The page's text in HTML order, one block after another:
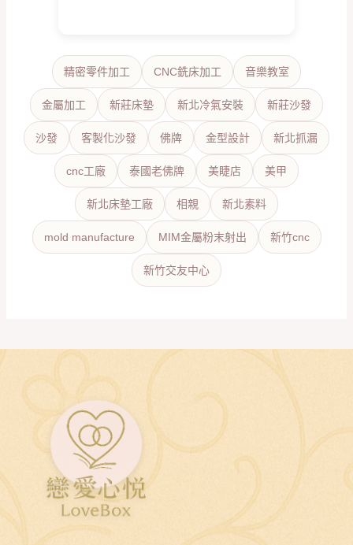
精密零件加工 CNC銑床加工 音樂教室
金屬加工 新莊床墊 新北冷氣安裝 新莊沙發
沙發 客製化沙發 佛牌 金型設計 新北抓漏
cnc工廠 泰國老佛牌 美睫店 美甲
新北床墊工廠 相親 新北素料
mold manufacture MIM金屬粉末射出 新竹cnc
新竹交友中心